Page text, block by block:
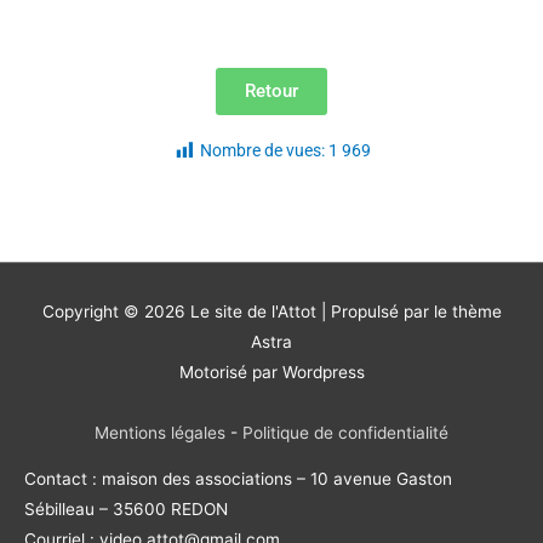
Retour
Nombre de vues: 1 969
Copyright © 2026 Le site de l'Attot| Propulsé par le thème
Astra
Motorisé par Wordpress
Mentions légales - Politique de confidentialité
Contact : maison des associations – 10 avenue Gaston
Sébilleau – 35600 REDON